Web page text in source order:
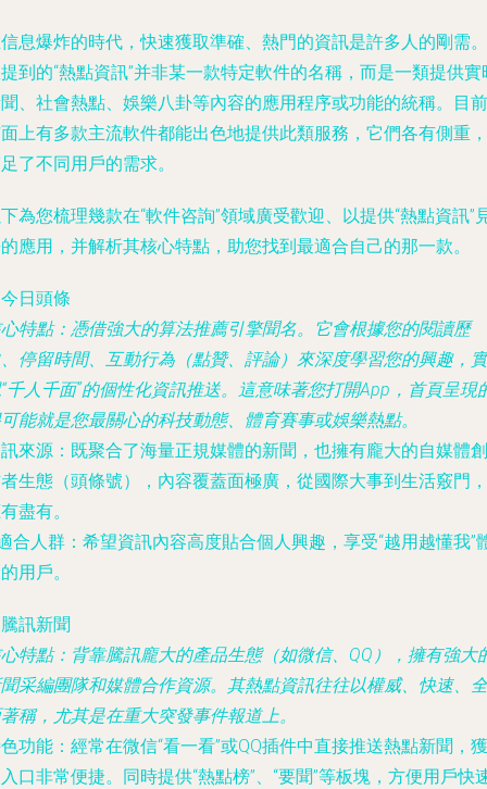
息爆炸的時代，快速獲取準確、熱門的資訊是許多人的剛需。
到的“熱點資訊”并非某一款特定軟件的名稱，而是一類提供實
、社會熱點、娛樂八卦等內容的應用程序或功能的統稱。目前
上有多款主流軟件都能出色地提供此類服務，它們各有側重，
了不同用戶的需求。
為您梳理幾款在“軟件咨詢”領域廣受歡迎、以提供“熱點資訊”
應用，并解析其核心特點，助您找到最適合自己的那一款。
日頭條
特點：憑借強大的算法推薦引擎聞名。它會根據您的閱讀歷
停留時間、互動行為（點贊、評論）來深度學習您的興趣，實
千人千面”的個性化資訊推送。這意味著您打開App，首頁呈現
能就是您最關心的科技動態、體育賽事或娛樂熱點。
來源 ：既聚合了海量正規媒體的新聞，也擁有龐大的自媒體創
生態（頭條號），內容覆蓋面極廣，從國際大事到生活竅門，
盡有。
合人群 ：希望資訊內容高度貼合個人興趣，享受“越用越懂我”
用戶。
訊新聞
特點：背靠騰訊龐大的產品生態（如微信、QQ），擁有強大
采編團隊和媒體合作資源。其熱點資訊往往以權威、快速、全
稱，尤其是在重大突發事件報道上。
功能 ：經常在微信“看一看”或QQ插件中直接推送熱點新聞，獲
口非常便捷。同時提供“熱點榜”、“要聞”等板塊，方便用戶快